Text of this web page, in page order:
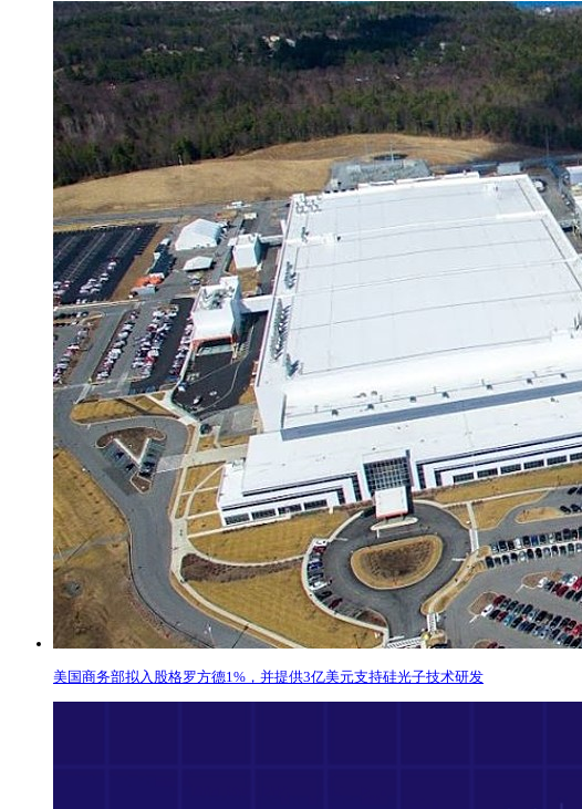
美国商务部拟入股格罗方德1%，并提供3亿美元支持硅光子技术研发